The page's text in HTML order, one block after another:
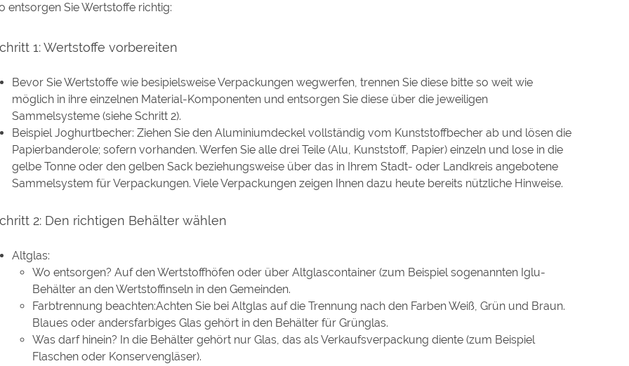
entsorgen Sie Wertstoffe richtig:
1: Wertstoffe vorbereiten
Bevor Sie Wertstoffe wie besipielsweise Verpackungen wegwerfen, trennen Sie diese bitte so weit wie
möglich in ihre einzelnen Material-Komponenten und entsorgen Sie diese über die jeweiligen
Sammelsysteme (siehe Schritt 2).
Beispiel Joghurtbecher: Ziehen Sie den Aluminiumdeckel vollständig vom Kunststoffbecher ab und lösen die
Papierbanderole; sofern vorhanden. Werfen Sie alle drei Teile (Alu, Kunststoff, Papier) einzeln und lose in die
gelbe Tonne oder den gelben Sack beziehungsweise über das in Ihrem Stadt- oder Landkreis angebotene
Sammelsystem für Verpackungen. Viele Verpackungen zeigen Ihnen dazu heute bereits nützliche Hinweise.
2: Den richtigen Behälter wählen
Altglas:
Wo entsorgen? Auf den Wertstoffhöfen oder über Altglascontainer (zum Beispiel sogenannten Iglu-
Behälter an den Wertstoffinseln in den Gemeinden.
Farbtrennung beachten:Achten Sie bei Altglas auf die Trennung nach den Farben Weiß, Grün und Braun.
Blaues oder andersfarbiges Glas gehört in den Behälter für Grünglas.
Was darf hinein? In die Behälter gehört nur Glas, das als Verkaufsverpackung diente (zum Beispiel
Flaschen oder Konservengläser).